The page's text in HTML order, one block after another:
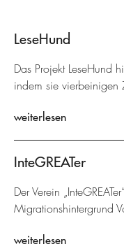
LeseHund
Das Projekt LeseHund
indem sie vierbeinigen
weiterlesen
InteGREATer
Der Verein
Migrationshintergrund
weiterlesen